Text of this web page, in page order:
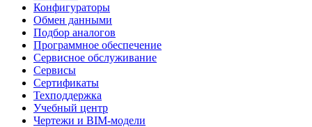
Конфигураторы
Обмен данными
Подбор аналогов
Программное обеспечение
Сервисное обслуживание
Сервисы
Сертификаты
Техподдержка
Учебный центр
Чертежи и BIM-модели